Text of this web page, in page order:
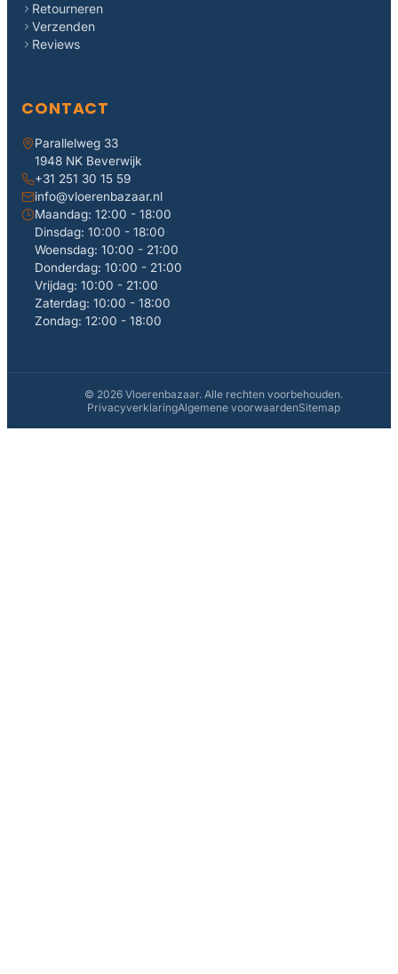
Retourneren
Verzenden
Reviews
CONTACT
Parallelweg 33
1948 NK Beverwijk
+31 251 30 15 59
info@vloerenbazaar.nl
Maandag: 12:00 - 18:00
Dinsdag: 10:00 - 18:00
Woensdag: 10:00 - 21:00
Donderdag: 10:00 - 21:00
Vrijdag: 10:00 - 21:00
Zaterdag: 10:00 - 18:00
Zondag: 12:00 - 18:00
© 2026 Vloerenbazaar. Alle rechten voorbehouden.
PrivacyverklaringAlgemene voorwaardenSitemap